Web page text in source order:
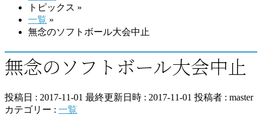
トピックス »
一覧 »
無念のソフトボール大会中止
無念のソフトボール大会中止
投稿日 : 2017-11-01 最終更新日時 : 2017-11-01 投稿者 : master
カテゴリー : 一覧